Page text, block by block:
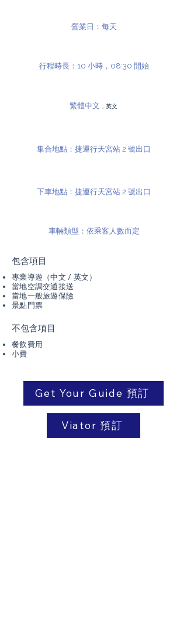
營業日：每天
行程時長：10 小時，08:30 開始
繁體中文 ，英文
集合地點：捷運行天宮站 2 號出口
下車地點：捷運行天宮站 2 號出口
車輛類型：依乘客人數而定
包含項目
專業導遊（中文 / 英文）
當地空調交通接送
當地一般旅遊保險
景點門票
不包含項目
餐飲費用
小費
Get Your Guide 預訂
Viator 預訂